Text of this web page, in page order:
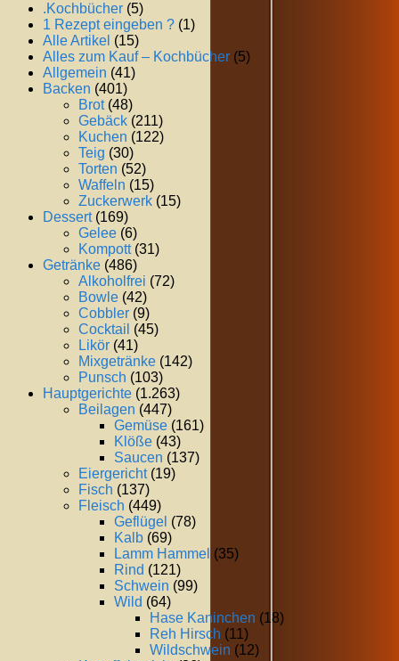
.Kochbücher (5)
1 Rezept eingeben ? (1)
Alle Artikel (15)
Alles zum Kauf – Kochbücher (5)
Allgemein (41)
Backen (401)
Brot(48)
Gebäck (211)
Kuchen (122)
Teig (30)
Torten (52)
Waffeln (15)
Zuckerwerk (15)
Dessert(169)
Gelee (6)
Kompott(31)
Getränke (486)
Alkoholfrei (72)
Bowle (42)
Cobbler (9)
Cocktail (45)
Likör (41)
Mixgetränke (142)
Punsch (103)
Hauptgerichte (1.263)
Beilagen (447)
Gemüse (161)
Klöße (43)
Saucen (137)
Eiergericht(19)
Fisch (137)
Fleisch (449)
Geflügel (78)
Kalb (69)
Lamm Hammel (35)
Rind (121)
Schwein (99)
Wild (64)
Hase Kaninchen (18)
Reh Hirsch (11)
Wildschwein (12)